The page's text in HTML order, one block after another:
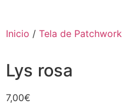
Inicio / Tela de Patchwork
Lys rosa
7,00€